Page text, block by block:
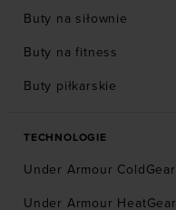
Buty na siłownie
Buty na fitness
Buty piłkarskie
TECHNOLOGIE
Under Armour ColdGear
Under Armour HeatGear